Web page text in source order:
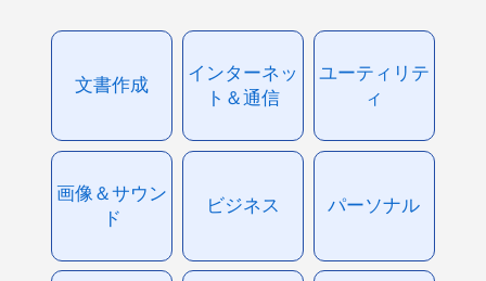
文書作成
インターネッ
ト＆通信
ユーティリテ
ィ
画像＆サウン
ド
ビジネス パーソナル